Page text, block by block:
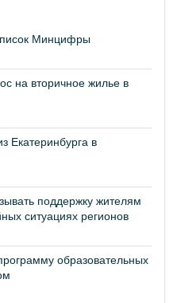
Минцифры
на вторичное жилье в
Екатеринбурга в
поддержку жителям
ситуациях регионов
образовательных